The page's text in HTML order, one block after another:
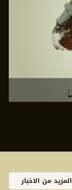
المزيد من الاخبار